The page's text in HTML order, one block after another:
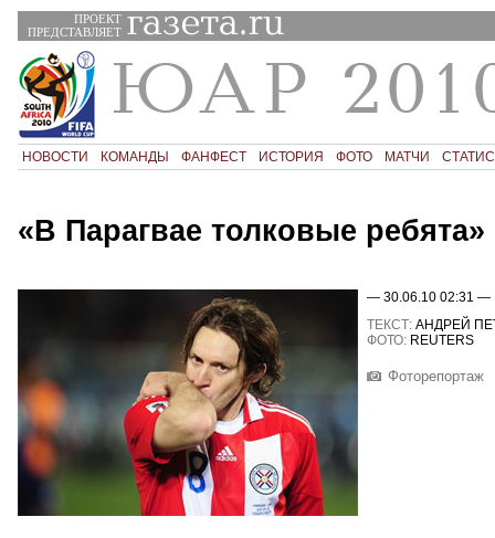
ПРОЕКТ
ПРЕДСТАВЛЯЕТ
НОВОСТИ КОМАНДЫ ФАНФЕСТ ИСТОРИЯ ФОТО МАТЧИ
«В Парагвае толковые ребята»
— 30.06.10 02:31 —
ТЕКСТ: АНДРЕЙ
ФОТО: REUTERS
Фоторепортаж